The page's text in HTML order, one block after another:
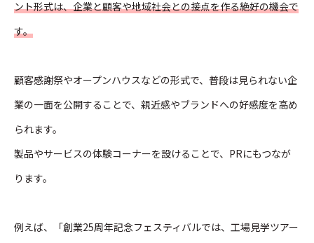
ント形式は、企業と顧客や地域社会との接点を作る絶好の機会で
す。
顧客感謝祭やオープンハウスなどの形式で、普段は見られない企
業の一面を公開することで、親近感やブランドへの好感度を高め
られます。
製品やサービスの体験コーナーを設けることで、PRにもつなが
ります。
例えば、「創業25周年記念フェスティバルでは、工場見学ツアー